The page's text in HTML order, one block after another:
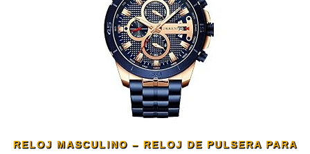
RELOJ MASCULINO – RELOJ DE PULSERA PARA